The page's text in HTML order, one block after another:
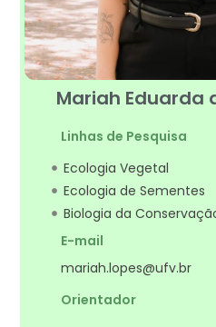
Mariah Eduarda
Linhas de Pesquisa
Ecologia Vegetal
Ecologia de Sementes
Biologia da
E-mail
mariah.lopes@ufv.br
Orientador